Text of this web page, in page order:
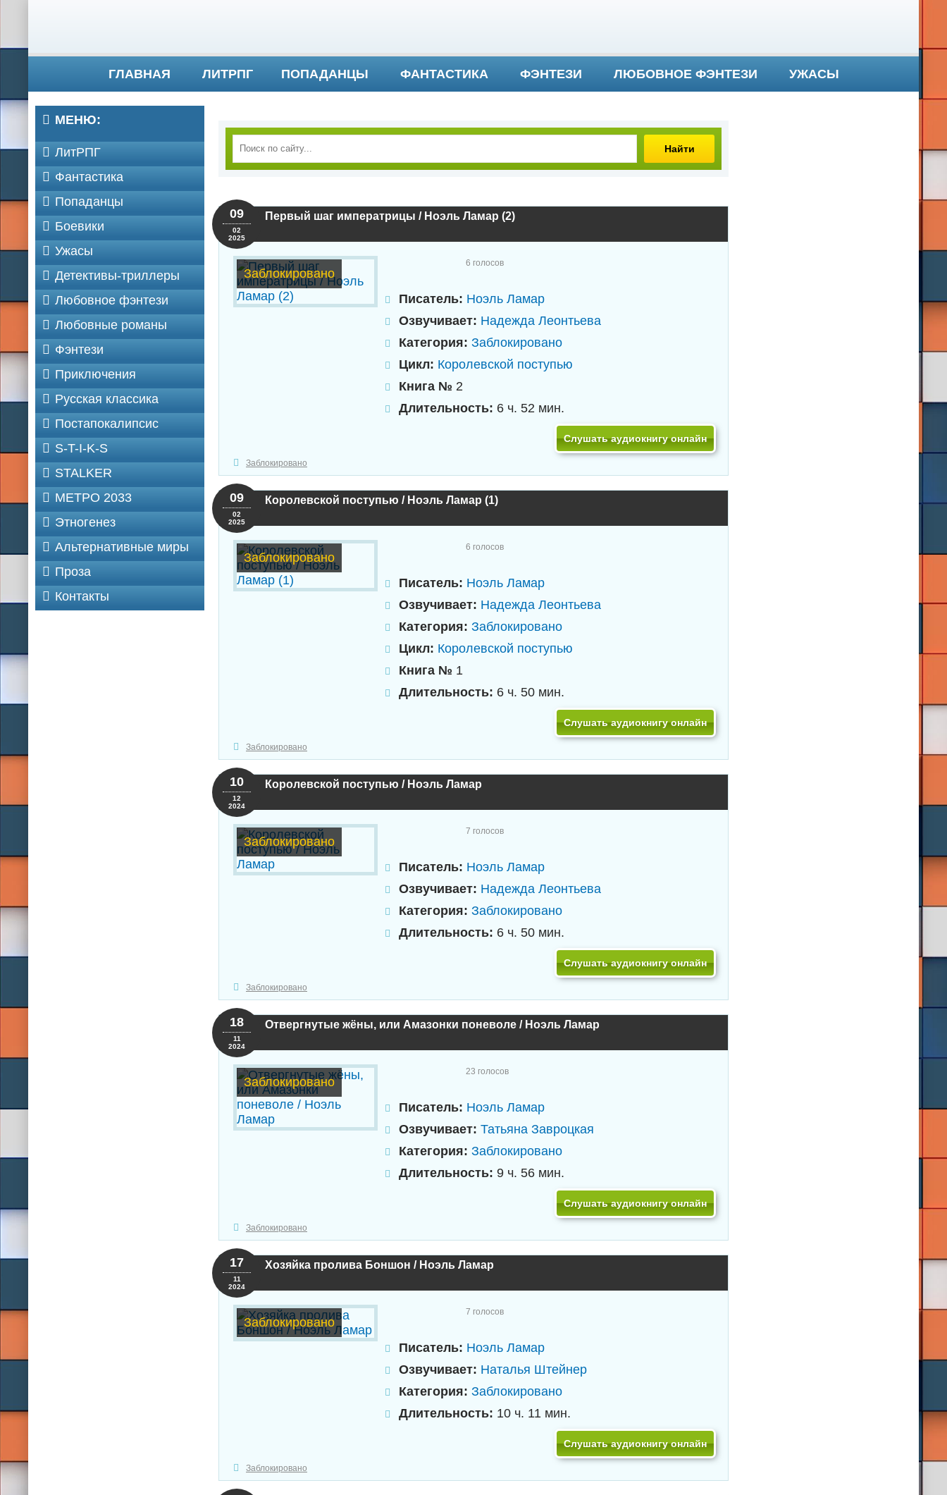
ГЛАВНАЯ ЛИТРПГ ПОПАДАНЦЫ ФАНТАСТИКА ФЭНТЕЗИ ЛЮБОВНОЕ ФЭНТЕЗИ УЖАСЫ
Найти
Первый шаг императрицы / Ноэль Ламар (2)
09
02
2025
Заблокировано
6 голосов
Писатель: Ноэль Ламар
Озвучивает: Надежда Леонтьева
Категория: Заблокировано
Цикл: Королевской поступью
Книга № 2
Длительность: 6 ч. 52 мин.
Слушать аудиокнигу онлайн
Заблокировано
Королевской поступью / Ноэль Ламар (1)
09
02
2025
Заблокировано
6 голосов
Писатель: Ноэль Ламар
Озвучивает: Надежда Леонтьева
Категория: Заблокировано
Цикл: Королевской поступью
Книга № 1
Длительность: 6 ч. 50 мин.
Слушать аудиокнигу онлайн
Заблокировано
Королевской поступью / Ноэль Ламар
10
12
2024
Заблокировано
7 голосов
Писатель: Ноэль Ламар
Озвучивает: Надежда Леонтьева
Категория: Заблокировано
Длительность: 6 ч. 50 мин.
Слушать аудиокнигу онлайн
Заблокировано
Отвергнутые жёны, или Амазонки поневоле / Ноэль Ламар
18
11
2024
Заблокировано
23 голосов
Писатель: Ноэль Ламар
Озвучивает: Татьяна Завроцкая
Категория: Заблокировано
Длительность: 9 ч. 56 мин.
Слушать аудиокнигу онлайн
Заблокировано
Хозяйка пролива Боншон / Ноэль Ламар
17
11
2024
Заблокировано
7 голосов
Писатель: Ноэль Ламар
Озвучивает: Наталья Штейнер
Категория: Заблокировано
Длительность: 10 ч. 11 мин.
Слушать аудиокнигу онлайн
Заблокировано
МЕНЮ:
ЛитРПГ
Фантастика
Попаданцы
Боевики
Ужасы
Детективы-триллеры
Любовное фэнтези
Любовные романы
Фэнтези
Приключения
Русская классика
Постапокалипсис
S-T-I-K-S
STALKER
МЕТРО 2033
Этногенез
Альтернативные миры
Проза
Контакты